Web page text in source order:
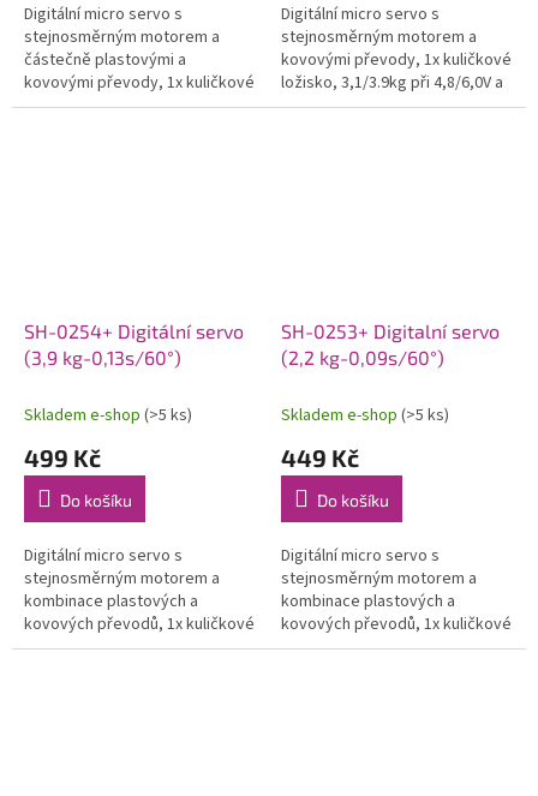
Digitální micro servo s
stejnosměrným motorem a
částečně plastovými a
kovovými převody, 1x kuličkové
ložisko, 3,9/4.6kg při 4,8/6,0V a
Digitální micro servo s
stejnosměrným motorem a
kovovými převody, 1x kuličkové
ložisko, 3,1/3.9kg při 4,8/6,0V a
0,16/0,13s na 4,8/6,0V, váha
SH-0254+ Digitální servo
(3,9 kg-0,13s/60°)
Skladem e-shop (>5 ks)
499 Kč
Do košíku
Digitální micro servo s
stejnosměrným motorem a
kombinace plastových a
kovových převodů, 1x kuličkové
ložisko, 3,1/3.9kg při 4,8/6,0V a
SH-0253+ Digitalní servo
(2,2 kg-0,09s/60°)
Skladem e-shop (>5 ks)
449 Kč
Do košíku
Digitální micro servo s
stejnosměrným motorem a
kombinace plastových a
kovových převodů, 1x kuličkové
ložisko, 1,8/2.2kg při 4,8/6,0V a